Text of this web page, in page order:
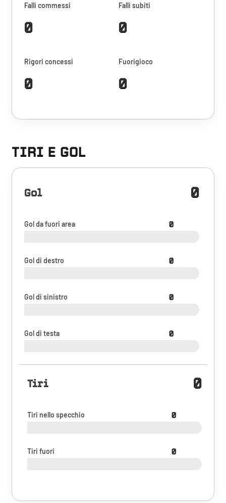
Falli commessi
0
Falli subiti
0
Rigori concessi
0
Fuorigioco
0
TIRI E GOL
Gol 0
Gol da fuori area 0
Gol di destro 0
Gol di sinistro 0
Gol di testa 0
Tiri 0
Tiri nello specchio 0
Tiri fuori 0